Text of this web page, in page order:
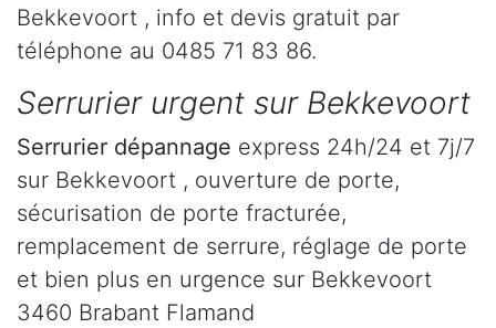
Bekkevoort , info et devis gratuit par
téléphone au 0485 71 83 86.
Serrurier urgent sur Bekkevoort
Serrurier dépannage express 24h/24 et 7j/7
sur Bekkevoort , ouverture de porte,
sécurisation de porte fracturée,
remplacement de serrure, réglage de porte
et bien plus en urgence sur Bekkevoort
3460 Brabant Flamand